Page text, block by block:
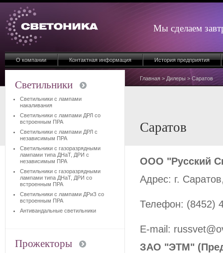
Мы сделаем
О компании Контактная информация История предприятия
Главная > Дилеры > Саратов
Саратов
ООО "Русский
Адрес: г.
Телефон: (8452)
E-mail:
ЗАО "ЭТМ"
Светильники
Светильники с лампами
накаливания
Светильники с лампами ДРЛ со
встроенным ПРА
Светильники с лампами ДРЛ с
независимым ПРА
Светильники с газоразрядными
лампами типа ДНаТ, ДРИ с
независимым ПРА
Светильники с газоразрядными
лампами типа ДНаТ, ДРИ со
встроенным ПРА
Светильники с лампами ДРиЗ со
встроенным ПРА
Антивандальные светильники
Прожекторы